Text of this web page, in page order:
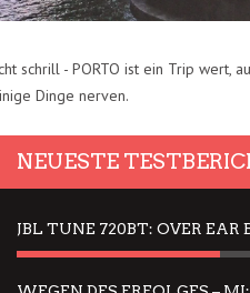
schrill - PORTO ist ein Trip wert,
Dinge nerven.
NEUESTE